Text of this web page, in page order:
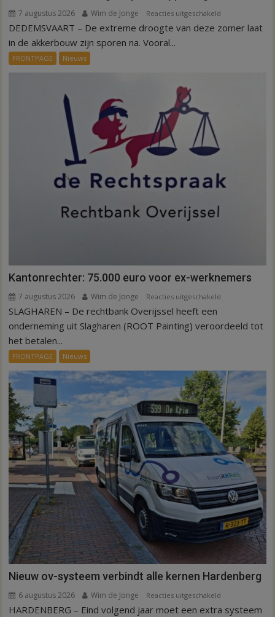
7 augustus 2026 Wim de Jonge Reacties uitgeschakeld
VIDEO
DEDEMSVAART – De extreme droogte van deze zomer laat
in de akkerbouw zijn sporen na. Vooral...
FRONTPAGE Nieuws
Kantonrechter: 75.000 euro voor ex-werknemers
7 augustus 2026 Wim de Jonge Reacties uitgeschakeld
75.000
werknemers
SLAGHAREN – De rechtbank Overijssel heeft een
onderneming uit Slagharen (ROOT Painting) veroordeeld tot
het betalen...
FRONTPAGE Nieuws
Nieuw ov-systeem verbindt alle kernen Hardenberg
6 augustus 2026 Wim de Jonge Reacties uitgeschakeld
Nieuw
HARDENBERG – Eind volgend jaar moet een extra systeem